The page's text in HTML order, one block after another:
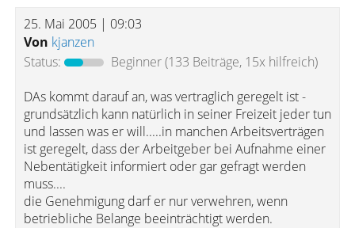
25. Mai 2005 | 09:03
Von kjanzen
Status:
Beginner(133 Beiträge, 15x hilfreich)
DAs kommt darauf an, was vertraglich geregelt ist -
grundsätzlich kann natürlich in seiner Freizeit jeder tun
und lassen was er will.....in manchen Arbeitsverträgen
ist geregelt, dass der Arbeitgeber bei Aufnahme einer
Nebentätigkeit informiert oder gar gefragt werden
muss....
die Genehmigung darf er nur verwehren, wenn
betriebliche Belange beeinträchtigt werden.